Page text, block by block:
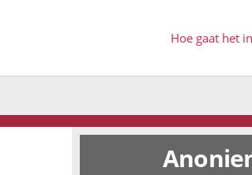
Hoe gaat het